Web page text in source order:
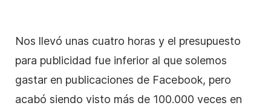
Nos llevó unas cuatro horas y el presupuesto
para publicidad fue inferior al que solemos
gastar en publicaciones de Facebook, pero
acabó siendo visto más de 100.000 veces en